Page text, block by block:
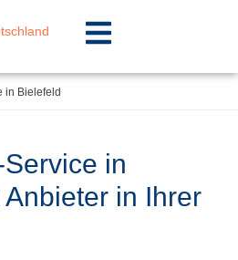
in Bielefeld
in
in Ihrer